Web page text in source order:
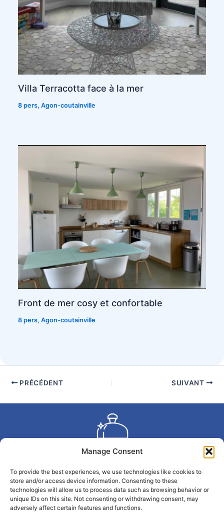
Manage Consent
To provide the best experiences, we use technologies like cookies to
store and/or access device information. Consenting to these
technologies will allow us to process data such as browsing behavior or
unique IDs on this site. Not consenting or withdrawing consent, may
adversely affect certain features and functions.
Villa Terracotta face à la mer
8 pers,Agon-coutainville
Front de mer cosy et confortable
8 pers,Agon-coutainville
PRÉCÉDENT SUIVANT
Copyright © 2026 La Conciergerie du Large | Propulsé par
La Conciergerie du Large